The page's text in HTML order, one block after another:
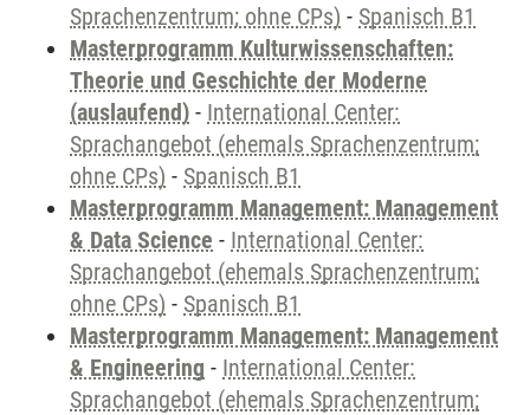
Sprachenzentrum; ohne CPs) - Spanisch B1
Masterprogramm Kulturwissenschaften:
Theorie und Geschichte der Moderne
(auslaufend) - International Center:
Sprachangebot (ehemals Sprachenzentrum;
ohne CPs) - Spanisch B1
Masterprogramm Management: Management
& Data Science - International Center:
Sprachangebot (ehemals Sprachenzentrum;
ohne CPs) - Spanisch B1
Masterprogramm Management: Management
& Engineering - International Center:
Sprachangebot (ehemals Sprachenzentrum;